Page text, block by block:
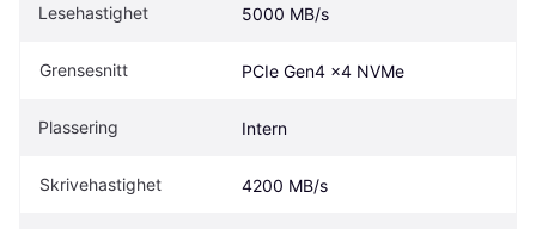
Lesehastighet 5000 MB/s
Grensesnitt PCIe Gen4 x4 NVMe
Plassering Intern
Skrivehastighet 4200 MB/s